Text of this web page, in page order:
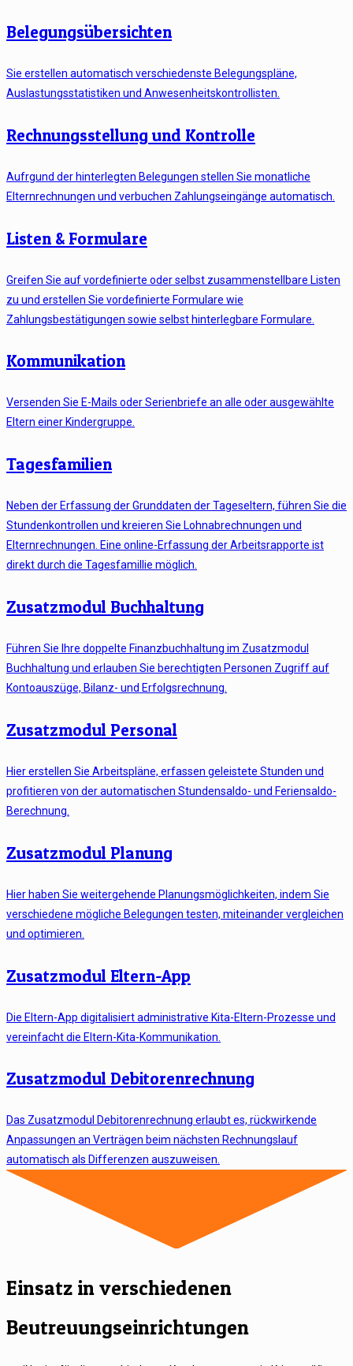
Belegungsübersichten
Sie erstellen automatisch verschiedenste Belegungspläne,
Auslastungsstatistiken und Anwesenheitskontrollisten.
Rechnungsstellung und Kontrolle
Aufrgund der hinterlegten Belegungen stellen Sie monatliche
Elternrechnungen und verbuchen Zahlungseingänge automatisch.
Listen & Formulare
Greifen Sie auf vordefinierte oder selbst zusammenstellbare Listen
zu und erstellen Sie vordefinierte Formulare wie
Zahlungsbestätigungen sowie selbst hinterlegbare Formulare.
Kommunikation
Versenden Sie E-Mails oder Serienbriefe an alle oder ausgewählte
Eltern einer Kindergruppe.
Tagesfamilien
Neben der Erfassung der Grunddaten der Tageseltern, führen Sie die
Stundenkontrollen und kreieren Sie Lohnabrechnungen und
Elternrechnungen. Eine online-Erfassung der Arbeitsrapporte ist
direkt durch die Tagesfamillie möglich.
Zusatzmodul Buchhaltung
Führen Sie Ihre doppelte Finanzbuchhaltung im Zusatzmodul
Buchhaltung und erlauben Sie berechtigten Personen Zugriff auf
Kontoauszüge, Bilanz- und Erfolgsrechnung.
Zusatzmodul Personal
Hier erstellen Sie Arbeitspläne, erfassen geleistete Stunden und
profitieren von der automatischen Stundensaldo- und Feriensaldo-
Berechnung.
Zusatzmodul Planung
Hier haben Sie weitergehende Planungsmöglichkeiten, indem Sie
verschiedene mögliche Belegungen testen, miteinander vergleichen
und optimieren.
Zusatzmodul Eltern-App
Die Eltern-App digitalisiert administrative Kita-Eltern-Prozesse und
vereinfacht die Eltern-Kita-Kommunikation.
Zusatzmodul Debitorenrechnung
Das Zusatzmodul Debitorenrechnung erlaubt es, rückwirkende
Anpassungen an Verträgen beim nächsten Rechnungslauf
automatisch als Differenzen auszuweisen.
Einsatz in verschiedenen
Beutreuungseinrichtungen